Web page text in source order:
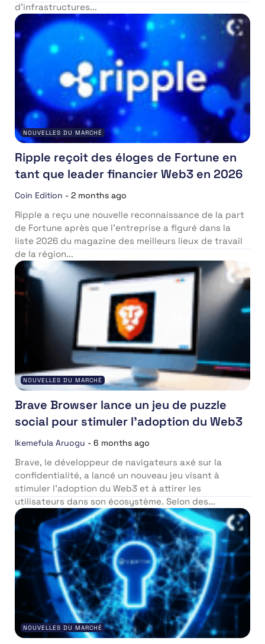
d’infrastructures...
NOUVELLES DU MARCHÉ
Ripple reçoit des éloges de Fortune en
tant que leader financier Web3 en 2026
Coin Edition - 2 months ago
Ripple a reçu une nouvelle reconnaissance de la part
de Fortune après que l’entreprise a figuré dans la
liste 2026 du magazine des meilleurs lieux de travail
de la région...
NOUVELLES DU MARCHÉ
Brave Browser lance un jeu de puzzle
social pour stimuler l’adoption du Web3
Ikemefula Aruogu - 6 months ago
Brave, le développeur de navigateurs axé sur la
confidentialité, a lancé un nouveau jeu visant à
stimuler l’adoption du Web3 et à attirer les
utilisateurs dans son écosystème. Selon des...
NOUVELLES DU MARCHÉ